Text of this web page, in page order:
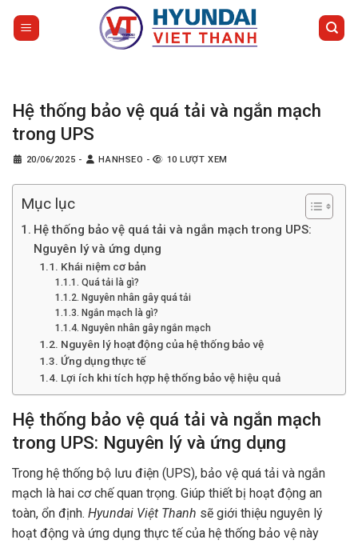
Hệ thống bảo vệ quá tải và ngắn mạch
trong UPS
20/06/2025 - HANHSEO - 10 LƯỢT XEM
Mục lục
Hệ thống bảo vệ quá tải và ngắn mạch trong UPS:
Nguyên lý và ứng dụng
Khái niệm cơ bản
Quá tải là gì?
Nguyên nhân gây quá tải
Ngắn mạch là gì?
Nguyên nhân gây ngắn mạch
Nguyên lý hoạt động của hệ thống bảo vệ
Ứng dụng thực tế
Lợi ích khi tích hợp hệ thống bảo vệ hiệu quả
Hệ thống bảo vệ quá tải và ngắn mạch
trong UPS: Nguyên lý và ứng dụng
Trong hệ thống bộ lưu điện (UPS), bảo vệ quá tải và ngắn
mạch là hai cơ chế quan trọng. Giúp thiết bị hoạt động an
toàn, ổn định. Hyundai Việt Thanh sẽ giới thiệu nguyên lý
hoạt động và ứng dụng thực tế của hệ thống bảo vệ này